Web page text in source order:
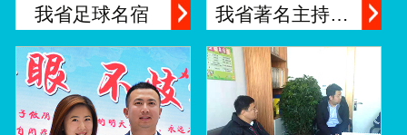
我省足球名宿 我省著名主持…